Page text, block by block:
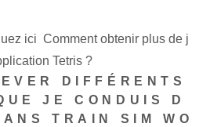
ici Comment obtenir plus de j
Tetris ?
DIFFÉRENTS
JE CONDUIS D
TRAIN SIM WO